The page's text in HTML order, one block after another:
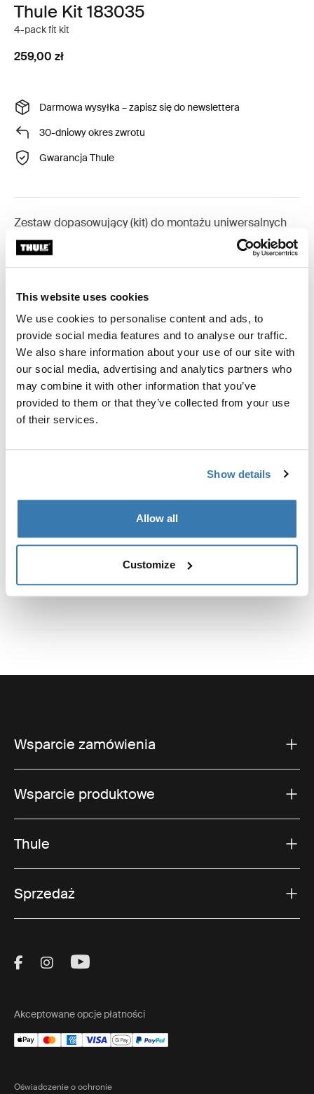
This website uses cookies
We use cookies to personalise content and ads, to
provide social media features and to analyse our traffic.
We also share information about your use of our site with
our social media, advertising and analytics partners who
may combine it with other information that you’ve
provided to them or that they’ve collected from your use
of their services.
Show details
Allow all
Customize
Thule Kit 183035
4-pack fit kit
259,00 zł
Darmowa wysyłka – zapisz się do newslettera
30-dniowy okres zwrotu
Gwarancja Thule
Zestaw dopasowujący (kit) do montażu uniwersalnych
stóp bagażnika do konkretnego modelu auta.
Toggle techspec
Dane techniczne
Toggle guides and instructions
Instrukcje
Toggle overview
Recenzje
Adres producenta: Borggatan 5, 335 73 Hillerstorp,
Szwecja
E-mail: support@thule.com
Wsparcie zamówienia
Wsparcie produktowe
Thule
Sprzedaż
Visit Thule on Facebook (external link)
Visit Thule on Instagram (external link)
Visit Thule on Youtube (external
Akceptowane opcje płatności
Oświadczenie o ochronie